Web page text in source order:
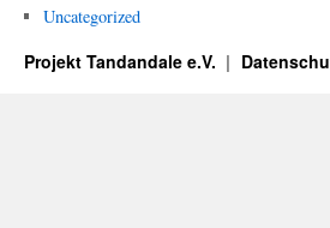
Uncategorized
Projekt Tandandale e.V.